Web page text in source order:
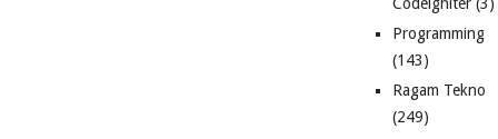
Programming
(143)
Ragam Tekno
(249)